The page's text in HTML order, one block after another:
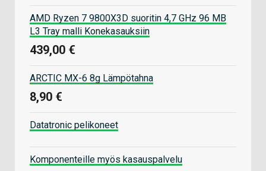
AMD Ryzen 7 9800X3D suoritin 4,7 GHz 96 MB
L3 Tray malli Konekasauksiin
439,00 €
ARCTIC MX-6 8g Lämpötahna
8,90 €
Datatronic pelikoneet
Komponenteille myös kasauspalvelu